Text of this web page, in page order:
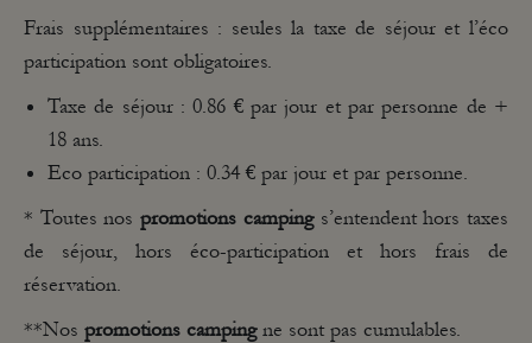
Frais supplémentaires : seules la taxe de séjour et l’éco
participation sont obligatoires.
Taxe de séjour : 0.86 € par jour et par personne de +
18 ans.
Eco participation : 0.34 € par jour et par personne.
* Toutes nos promotions camping s’entendent hors taxes
de séjour, hors éco-participation et hors frais de
réservation.
**Nos promotions campingne sont pas cumulables.